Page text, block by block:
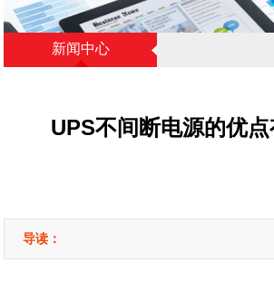
新闻中心
UPS不间断电源的优点
导读：